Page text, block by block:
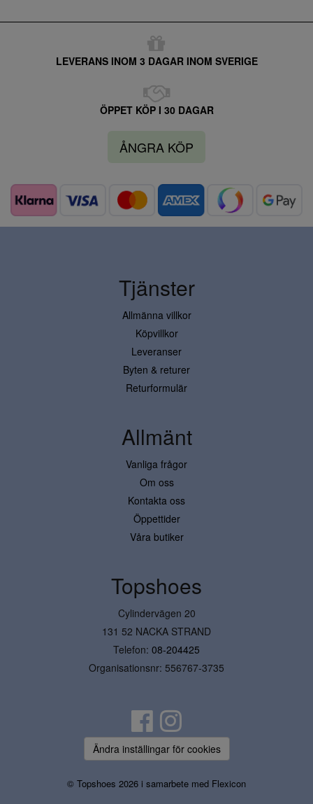
LEVERANS INOM 3 DAGAR INOM SVERIGE
ÖPPET KÖP I 30 DAGAR
ÅNGRA KÖP
Tjänster
Allmänna villkor
Köpvillkor
Leveranser
Byten & returer
Returformulär
Allmänt
Vanliga frågor
Om oss
Kontakta oss
Öppettider
Våra butiker
Topshoes
Cylindervägen 20
131 52 NACKA STRAND
Telefon: 08-204425
Organisationsnr: 556767-3735
Ändra inställingar för cookies
© Topshoes 2026 i samarbete med Flexicon